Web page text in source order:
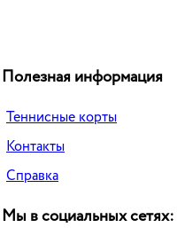
Полезная информация
Теннисные корты
Контакты
Справка
Мы в социальных сетях: